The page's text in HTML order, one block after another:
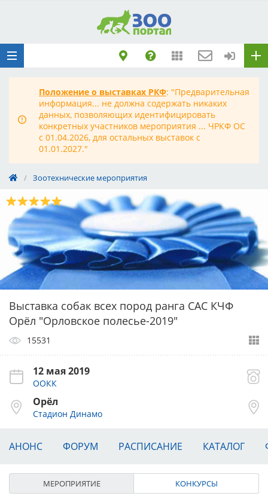
Положение о выставках РКФ: "Предварительная
информация... не должна содержать никаких
данных, позволяющих идентифицировать
конкретных участников мероприятия ... ЧРКФ ОС
с 01.04.2026, для остальных выставок с
01.01.2027."
/ Зоотехнические мероприятия
Выставка собак всех пород ранга САС КЧФ
Орёл "Орловское полесье-2019"
15531
12 мая 2019
ООКК
Орёл
Стадион Динамо
АНОНС ФОРУМ РАСПИСАНИЕ КАТАЛОГ
МЕРОПРИЯТИЕ КОНКУРСЫ
метрики
Обращение